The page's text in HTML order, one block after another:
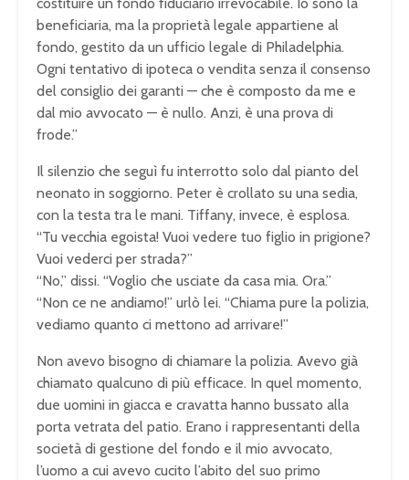
beneficiaria, ma la proprietà legale appartiene al
fondo, gestito da un ufficio legale di Philadelphia.
Ogni tentativo di ipoteca o vendita senza il consenso
del consiglio dei garanti — che è composto da me e
dal mio avvocato — è nullo. Anzi, è una prova di
frode.”
Il silenzio che seguì fu interrotto solo dal pianto del
neonato in soggiorno. Peter è crollato su una sedia,
con la testa tra le mani. Tiffany, invece, è esplosa.
“Tu vecchia egoista! Vuoi vedere tuo figlio in prigione?
Vuoi vederci per strada?”
“No,” dissi. “Voglio che usciate da casa mia. Ora.”
“Non ce ne andiamo!” urlò lei. “Chiama pure la polizia,
vediamo quanto ci mettono ad arrivare!”
Non avevo bisogno di chiamare la polizia. Avevo già
chiamato qualcuno di più efficace. In quel momento,
due uomini in giacca e cravatta hanno bussato alla
porta vetrata del patio. Erano i rappresentanti della
società di gestione del fondo e il mio avvocato,
l’uomo a cui avevo cucito l’abito del suo primo